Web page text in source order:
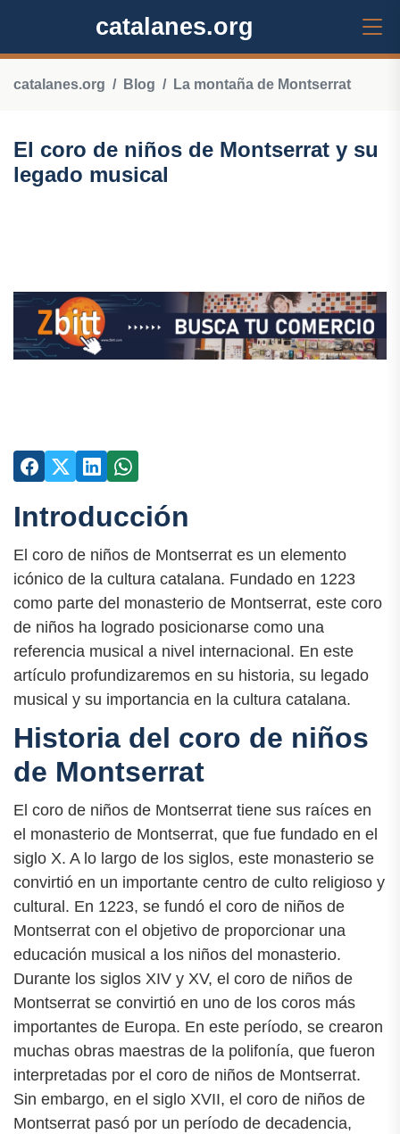
catalanes.org
catalanes.org Blog La montaña de Montserrat
El coro de niños de Montserrat y su
legado musical
Introducción
El coro de niños de Montserrat es un elemento
icónico de la cultura catalana. Fundado en 1223
como parte del monasterio de Montserrat, este coro
de niños ha logrado posicionarse como una
referencia musical a nivel internacional. En este
artículo profundizaremos en su historia, su legado
musical y su importancia en la cultura catalana.
Historia del coro de niños
de Montserrat
El coro de niños de Montserrat tiene sus raíces en
el monasterio de Montserrat, que fue fundado en el
siglo X. A lo largo de los siglos, este monasterio se
convirtió en un importante centro de culto religioso y
cultural. En 1223, se fundó el coro de niños de
Montserrat con el objetivo de proporcionar una
educación musical a los niños del monasterio.
Durante los siglos XIV y XV, el coro de niños de
Montserrat se convirtió en uno de los coros más
importantes de Europa. En este período, se crearon
muchas obras maestras de la polifonía, que fueron
interpretadas por el coro de niños de Montserrat.
Sin embargo, en el siglo XVII, el coro de niños de
Montserrat pasó por un período de decadencia,